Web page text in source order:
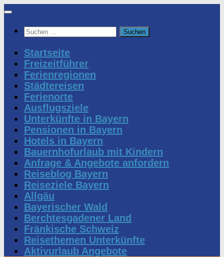
Zum
springenSuchen
Startseite
Freizeitführer
Ferienregionen
Städtereisen
Ferienorte
Ausflugsziele
Unterkünfte in Bayern
Pensionen in Bayern
Hotels in Bayern
Bauernhofurlaub mit Kindern
Anfrage & Angebote anfordern
Reiseblog Bayern
Reiseziele Bayern
Allgäu
Bayerischer Wald
Berchtesgadener Land
Fränkische Schweiz
Reisethemen Unterkünfte
Aktivurlaub Angebote